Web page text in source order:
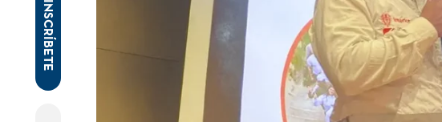
INSCRÍBETE